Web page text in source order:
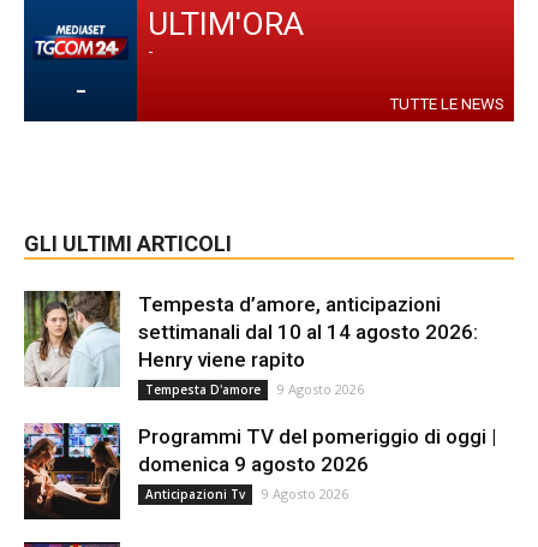
-
ULTIM'ORA
-
TUTTE LE NEWS
GLI ULTIMI ARTICOLI
Tempesta d’amore, anticipazioni
settimanali dal 10 al 14 agosto 2026:
Henry viene rapito
Tempesta D'amore 9 Agosto 2026
Programmi TV del pomeriggio di oggi |
domenica 9 agosto 2026
Anticipazioni Tv 9 Agosto 2026